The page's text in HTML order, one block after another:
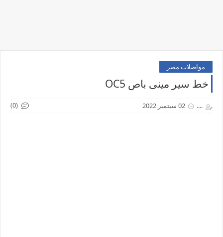
مواصلات مصر
خط سير مينى باص OC5
.... 02 سبتمبر 2022 (0)